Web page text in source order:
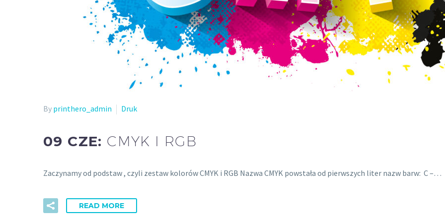
By printhero_admin Druk
09 CZE: CMYK I RGB
Zaczynamy od podstaw , czyli zestaw kolorów CMYK i RGB Nazwa CMYK powstała od pierwszych liter nazw barw: C –…
READ MORE